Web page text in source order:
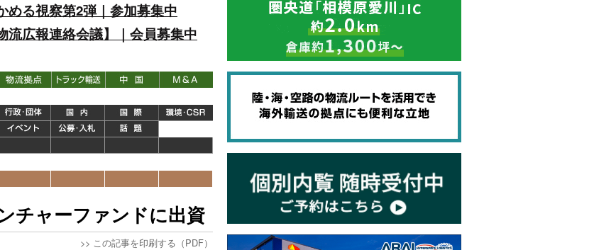
める視察第2弾｜参加募集中
流広報連絡会議】｜会員募集中
チャーファンドに出資
>> この記事を印刷する（PDF）